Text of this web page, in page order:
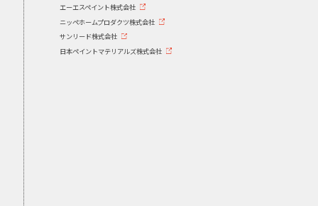
エーエスペイント株式会社
ニッペホームプロダクツ株式会社
サンリード株式会社
日本ペイントマテリアルズ株式会社